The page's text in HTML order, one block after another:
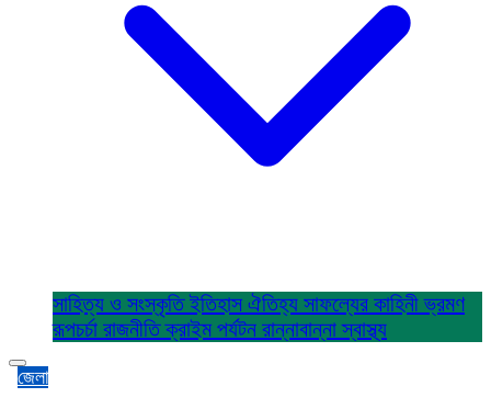
সাহিত্য ও সংস্কৃতিইতিহাস ঐতিহ্য সাফল্যের কাহিনীভ্রমণ
রূপচর্চা রাজনীতিক্রাইম পর্যটন রান্নাবান্নাস্বাস্থ্য
জেলা